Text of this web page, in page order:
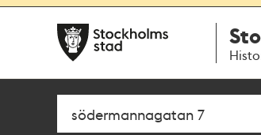
navigationen
huvudinnehållet
Sök